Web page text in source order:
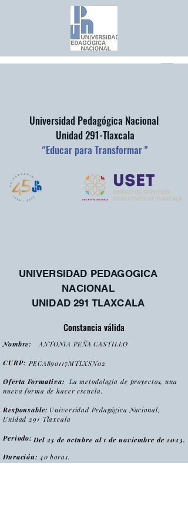
Universidad Pedagógica Nacional
Unidad 291-Tlaxcala
"Educar para Transformar "
UNIVERSIDAD PEDAGOGICA
NACIONAL
UNIDAD 291 TLAXCALA
Constancia válida
Nombre:
CURP:
Oferta Formativa: La metodología de proyectos, una
nueva forma de hacer escuela.
Responsable: Universidad Pedagógica Nacional,
Unidad 291 Tlaxcala
Periodo:
Duración: 40 horas.
ANTONIA PEÑA CASTILLO
PECA890117MTLXSN02
Del 23 de octubre al 1 de noviembre de 2023.